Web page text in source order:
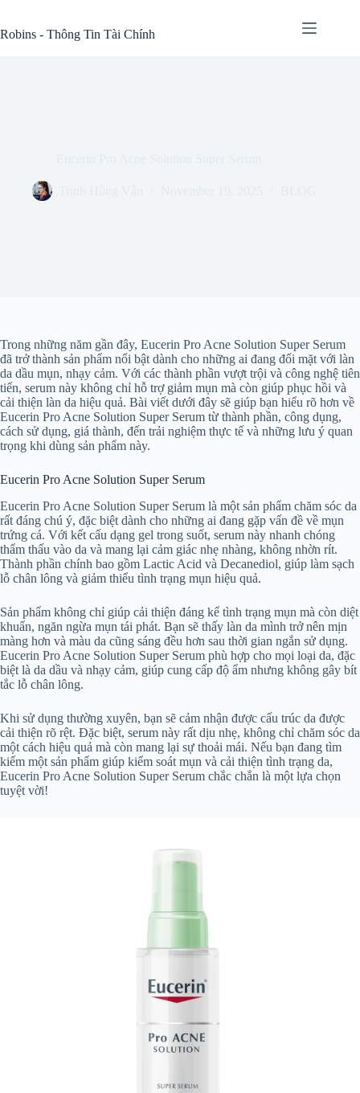
content
Robins - Thông Tin Tài Chính
Trong những năm gần đây, Eucerin Pro Acne Solution Super Serum
đã trở thành sản phẩm nổi bật dành cho những ai đang đối mặt với làn
da dầu mụn, nhạy cảm. Với các thành phần vượt trội và công nghệ tiên
tiến, serum này không chỉ hỗ trợ giảm mụn mà còn giúp phục hồi và
cải thiện làn da hiệu quả. Bài viết dưới đây sẽ giúp bạn hiểu rõ hơn về
Eucerin Pro Acne Solution Super Serum từ thành phần, công dụng,
cách sử dụng, giá thành, đến trải nghiệm thực tế và những lưu ý quan
trọng khi dùng sản phẩm này.
Eucerin Pro Acne Solution Super Serum
Eucerin Pro Acne Solution Super Serum là một sản phẩm chăm sóc da
rất đáng chú ý, đặc biệt dành cho những ai đang gặp vấn đề về mụn
trứng cá. Với kết cấu dạng gel trong suốt, serum này nhanh chóng
thẩm thấu vào da và mang lại cảm giác nhẹ nhàng, không nhờn rít.
Thành phần chính bao gồm Lactic Acid và Decanediol, giúp làm sạch
lỗ chân lông và giảm thiểu tình trạng mụn hiệu quả.
Sản phẩm không chỉ giúp cải thiện đáng kể tình trạng mụn mà còn diệt
khuẩn, ngăn ngừa mụn tái phát. Bạn sẽ thấy làn da mình trở nên mịn
màng hơn và màu da cũng sáng đều hơn sau thời gian ngắn sử dụng.
Eucerin Pro Acne Solution Super Serum phù hợp cho mọi loại da, đặc
biệt là da dầu và nhạy cảm, giúp cung cấp độ ẩm nhưng không gây bít
tắc lỗ chân lông.
Khi sử dụng thường xuyên, bạn sẽ cảm nhận được cấu trúc da được
cải thiện rõ rệt. Đặc biệt, serum này rất dịu nhẹ, không chỉ chăm sóc da
một cách hiệu quả mà còn mang lại sự thoải mái. Nếu bạn đang tìm
kiếm một sản phẩm giúp kiểm soát mụn và cải thiện tình trạng da,
Eucerin Pro Acne Solution Super Serum chắc chắn là một lựa chọn
tuyệt vời!